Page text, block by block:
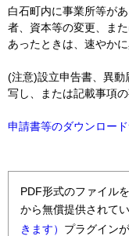
白石町内に事業所等が
者、資本等の変更、ま
あったときは、速やか
(注意)設立申告書、異
写し、または記載事項
申請書等のダウンロード
PDF形式のファイル
から無償提供されて
きます） プラグイン